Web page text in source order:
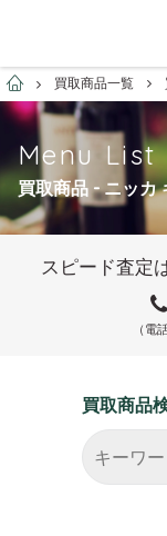
お酒買取専門店ネオプラ
買取商品一覧
Menu List
買取商品 - ニッカ
スピード査定
（電
買取商品